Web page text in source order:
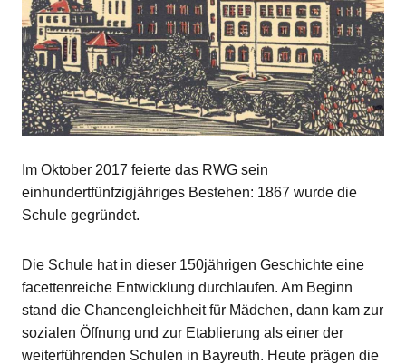
Im Oktober 2017 feierte das RWG sein
einhundertfünfzigjähriges Bestehen: 1867 wurde die
Schule gegründet.
Die Schule hat in dieser 150jährigen Geschichte eine
facettenreiche Entwicklung durchlaufen. Am Beginn
stand die Chancengleichheit für Mädchen, dann kam zur
sozialen Öffnung und zur Etablierung als einer der
weiterführenden Schulen in Bayreuth. Heute prägen die